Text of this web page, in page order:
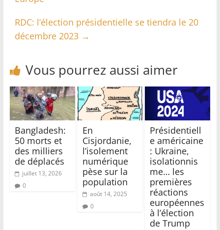
RDC: l’élection présidentielle se tiendra le 20
décembre 2023 →
Vous pourrez aussi aimer
Bangladesh:
50 morts et
des milliers
de déplacés
juillet 13, 2026
0
En
Cisjordanie,
l’isolement
numérique
pèse sur la
population
août 14, 2025
0
Présidentiell
e américaine
: Ukraine,
isolationnis
me… les
premières
réactions
européennes
à l’élection
de Trump